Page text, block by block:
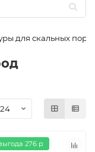
для скальных
276 р